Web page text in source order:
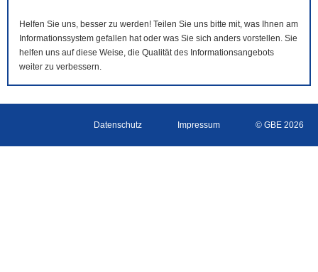
Helfen Sie uns, besser zu werden! Teilen Sie uns bitte mit, was Ihnen am
Informationssystem gefallen hat oder was Sie sich anders vorstellen. Sie
helfen uns auf diese Weise, die Qualität des Informationsangebots
weiter zu verbessern.
Datenschutz Impressum © GBE 2026